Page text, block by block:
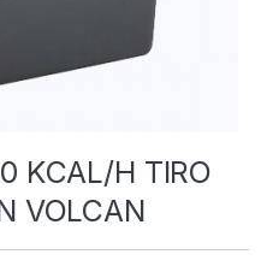
KCAL/H TIRO
VOLCAN